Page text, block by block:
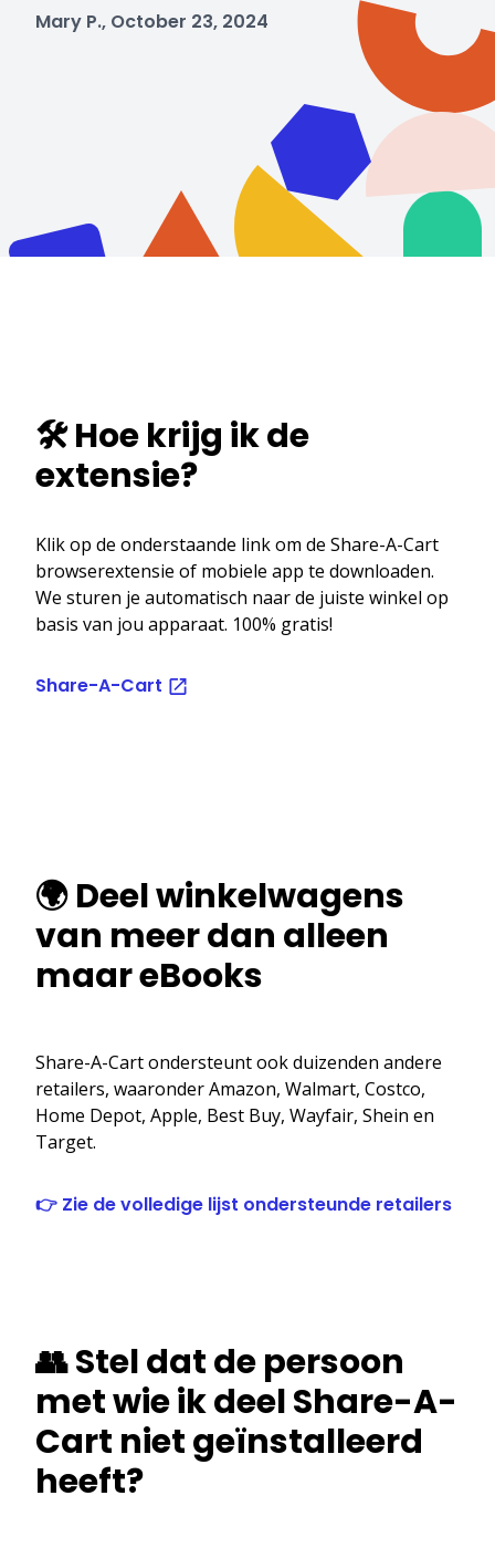
Mary P., October 23, 2024
🛠️ Hoe krijg ik de
extensie?
Klik op de onderstaande link om de Share-A-Cart
browserextensie of mobiele app te downloaden.
We sturen je automatisch naar de juiste winkel op
basis van jou apparaat. 100% gratis!
Share-A-Cart
🌍 Deel winkelwagens
van meer dan alleen
maar eBooks
Share-A-Cart ondersteunt ook duizenden andere
retailers, waaronder Amazon, Walmart, Costco,
Home Depot, Apple, Best Buy, Wayfair, Shein en
Target.
👉 Zie de volledige lijst ondersteunde retailers
👥 Stel dat de persoon
met wie ik deel Share-A-
Cart niet geïnstalleerd
heeft?